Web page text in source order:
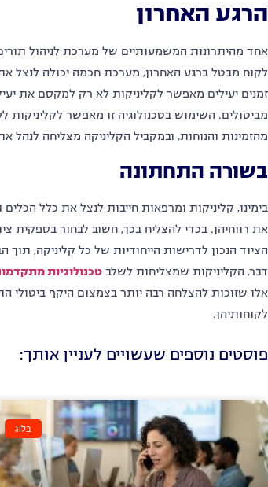
הרגע האחרון
אחד מהיתרונות המשמעותיים של מערכת לניהול
לקוח מבטל ברגע האחרון, מערכת חכמה יכולה לנצל
זמנים יעילים מאפשר לקליניקות לא רק למקסם את
מביטולים. השימוש בטכנולוגיה זו מאפשר לקליניקות
מהזמינות והנוחות, ובמקביל הקליניקה מצליחה לנהל
בשורה התחתונה
בימינו, קליניקות ומרפאות חייבות לנצל את כלל
את רווחיהן. בכדי להצליח בכך, חשוב לבחור בספקית
הציוד הנכון לדרישות הייחודיות של כל קליניקה,
דבר, הקליניקות שמצליחות לשלב טכנולוגיות
אלו שזוכות להצלחה רבה יותר בצמצום היקף ביטולי
לקוחותיהן.
פוסטים נוספים שעשויים לעניין אותך:
בלוג